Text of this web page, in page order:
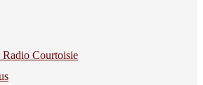
Courtoisie